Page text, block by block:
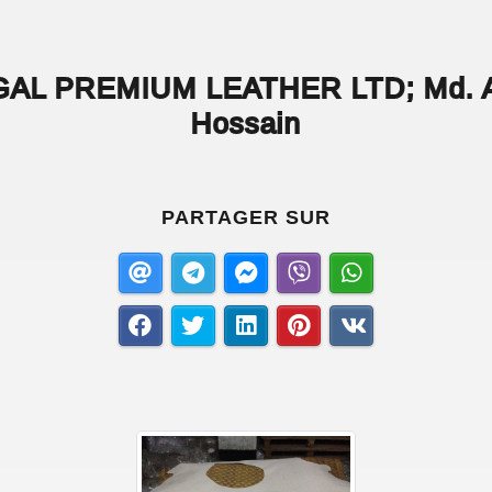
PREMIUM LEATHER LTD; Md.
Hossain
PARTAGER SUR